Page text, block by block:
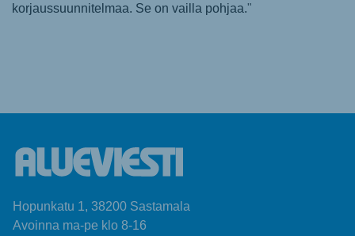
korjaussuunnitelmaa. Se on vailla pohjaa."
Hopunkatu 1, 38200 Sastamala
Avoinna ma-pe klo 8-16